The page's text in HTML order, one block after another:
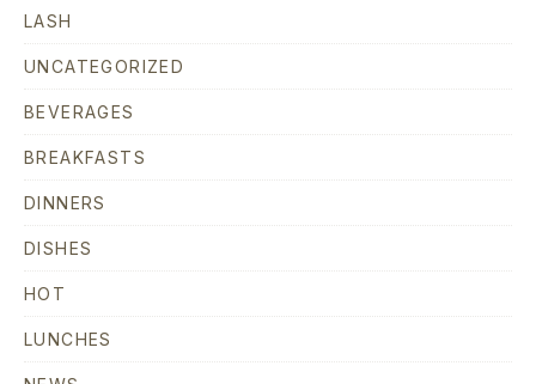
LASH
UNCATEGORIZED
BEVERAGES
BREAKFASTS
DINNERS
DISHES
HOT
LUNCHES